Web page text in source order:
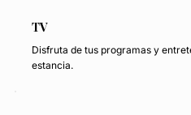
TV
Disfruta de tus programas y
estancia.